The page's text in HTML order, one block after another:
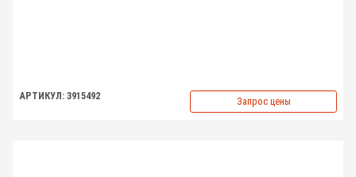
АРТИКУЛ: 3915492 Запрос цены